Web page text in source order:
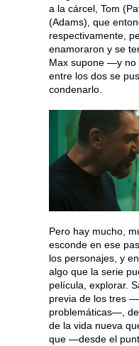
a la cárcel, Tom
(Adams), que
respectivamente,
enamoraron y se
Max supone —y
entre los dos se
condenarlo.
Pero hay mucho,
esconde en ese
los personajes, y
algo que la serie
película, explorar.
previa de los tres
problemáticas—,
de la vida nueva
que —desde el